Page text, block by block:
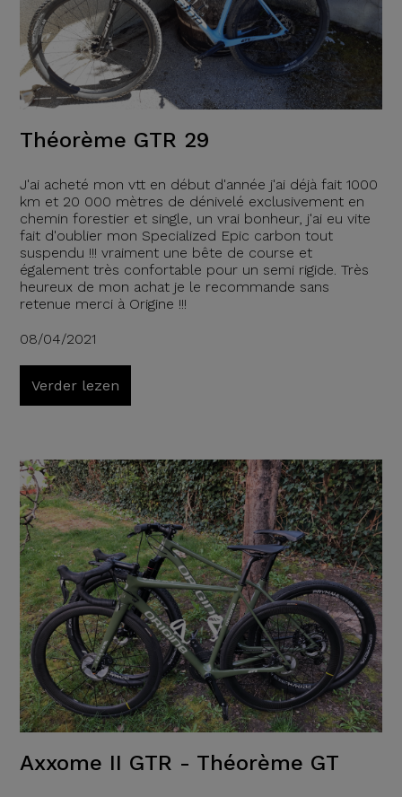
Théorème GTR 29
J'ai acheté mon vtt en début d'année j'ai déjà fait 1000
km et 20 000 mètres de dénivelé exclusivement en
chemin forestier et single, un vrai bonheur, j'ai eu vite
fait d'oublier mon Specialized Epic carbon tout
suspendu !!! vraiment une bête de course et
également très confortable pour un semi rigide. Très
heureux de mon achat je le recommande sans
retenue merci à Origine !!!
08/04/2021
Verder lezen
Axxome II GTR - Théorème GT